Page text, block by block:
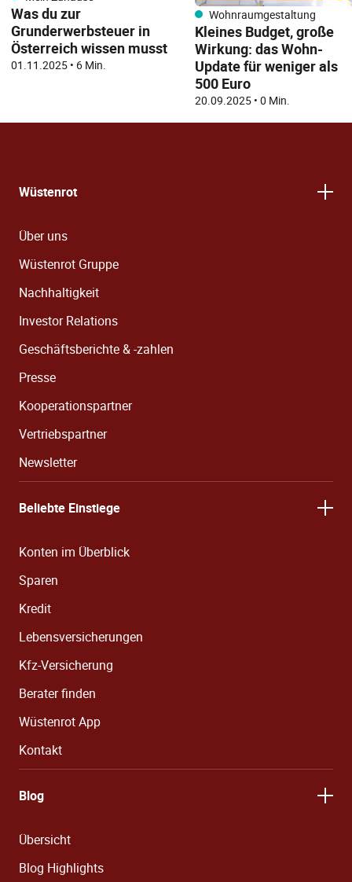
Was du zur
Grunderwerbsteuer in
Österreich wissen musst
01.11.2025• 6 Min.
Wohnraumgestaltung
Kleines Budget, große
Wirkung: das Wohn-
Update für weniger als
500 Euro
20.09.2025 • 0 Min.
Wüstenrot
Über uns
Wüstenrot Gruppe
Nachhaltigkeit
Investor Relations
Geschäftsberichte & -zahlen
Presse
Kooperationspartner
Vertriebspartner
Newsletter
Beliebte Einstiege
Konten im Überblick
Sparen
Kredit
Lebensversicherungen
Kfz-Versicherung
Berater finden
Wüstenrot App
Kontakt
Blog
Übersicht
Blog Highlights